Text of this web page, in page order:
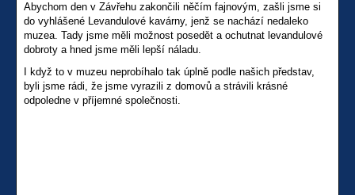
Abychom den v Závřehu zakončili něčím fajnovým, zašli jsme si
do vyhlášené Levandulové kavárny, jenž se nachází nedaleko
muzea. Tady jsme měli možnost posedět a ochutnat levandulové
dobroty a hned jsme měli lepší náladu.
I když to v muzeu neprobíhalo tak úplně podle našich představ,
byli jsme rádi, že jsme vyrazili z domovů a strávili krásné
odpoledne v příjemné společnosti.